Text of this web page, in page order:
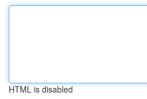
HTML is disabled